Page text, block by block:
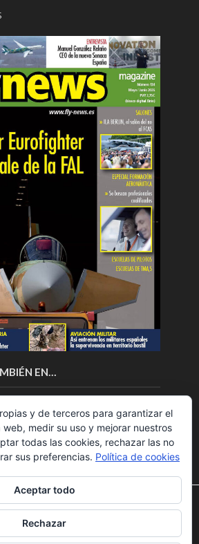
EN…
News.Noticias aerospacial
ofrecerte la mejor experiencia en
sobre qué cookies utilizamos o
.
y de terceros para garantizar el
medir su uso y mejorar nuestros
todas las cookies, rechazar las no
sus preferencias. Política de cookies
Aceptar todo
Rechazar